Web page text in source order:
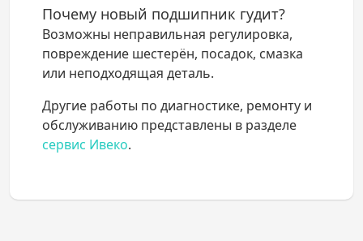
Почему новый подшипник гудит?
Возможны неправильная регулировка,
повреждение шестерён, посадок, смазка
или неподходящая деталь.
Другие работы по диагностике, ремонту и
обслуживанию представлены в разделе
сервис Ивеко.